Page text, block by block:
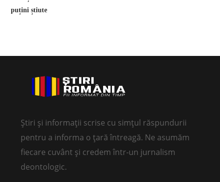
Știri și informații scrise cu simțul răspundurii
pentru a informa o țară întreagă. Ne asumăm
fiecare cuvânt și credem într-un jurnalism
deontologic.